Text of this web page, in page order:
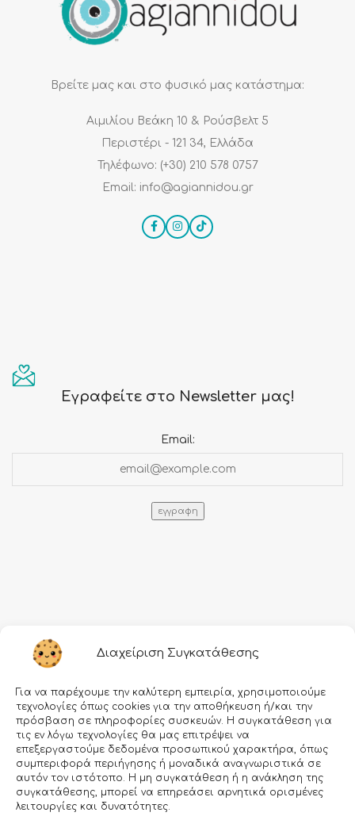
Διαχείριση Συγκατάθεσης
Για να παρέχουμε την καλύτερη εμπειρία, χρησιμοποιούμε
τεχνολογίες όπως cookies για την αποθήκευση ή/και την
πρόσβαση σε πληροφορίες συσκευών. Η συγκατάθεση για
τις εν λόγω τεχνολογίες θα μας επιτρέψει να
επεξεργαστούμε δεδομένα προσωπικού χαρακτήρα, όπως
συμπεριφορά περιήγησης ή μοναδικά αναγνωριστικά σε
αυτόν τον ιστότοπο. Η μη συγκατάθεση ή η ανάκληση της
συγκατάθεσης, μπορεί να επηρεάσει αρνητικά ορισμένες
λειτουργίες και δυνατότητες.
Βρείτε μας και στο φυσικό μας κατάστημα:
Αιμιλίου Βεάκη 10 & Ρούσβελτ 5
Περιστέρι - 121 34, Ελλάδα
Τηλέφωνο: (+30) 210 578 0757
Email: info@agiannidou.gr
Εγραφείτε στο Newsletter μας!
Email:
Τρόποι πληρωμής
Όροι χρήσης
Προσωπικά δεδομένα
Ασφάλεια συναλλαγών